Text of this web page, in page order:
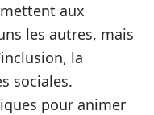
aux
les autres, mais
la
sociales.
pour animer